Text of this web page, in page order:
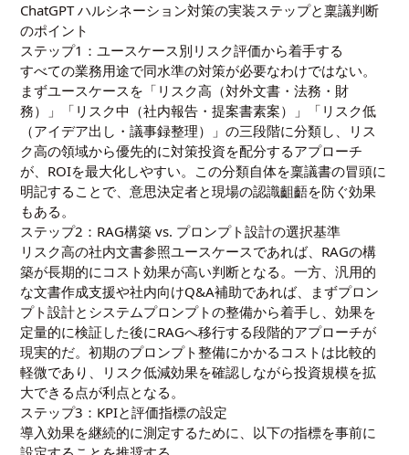
ChatGPT ハルシネーション対策の実装ステップと稟議判断
のポイント
ステップ1：ユースケース別リスク評価から着手する
すべての業務用途で同水準の対策が必要なわけではない。
まずユースケースを「リスク高（対外文書・法務・財
務）」「リスク中（社内報告・提案書素案）」「リスク低
（アイデア出し・議事録整理）」の三段階に分類し、リス
ク高の領域から優先的に対策投資を配分するアプローチ
が、ROIを最大化しやすい。この分類自体を稟議書の冒頭に
明記することで、意思決定者と現場の認識齟齬を防ぐ効果
もある。
ステップ2：RAG構築 vs. プロンプト設計の選択基準
リスク高の社内文書参照ユースケースであれば、RAGの構
築が長期的にコスト効果が高い判断となる。一方、汎用的
な文書作成支援や社内向けQ&A補助であれば、まずプロン
プト設計とシステムプロンプトの整備から着手し、効果を
定量的に検証した後にRAGへ移行する段階的アプローチが
現実的だ。初期のプロンプト整備にかかるコストは比較的
軽微であり、リスク低減効果を確認しながら投資規模を拡
大できる点が利点となる。
ステップ3：KPIと評価指標の設定
導入効果を継続的に測定するために、以下の指標を事前に